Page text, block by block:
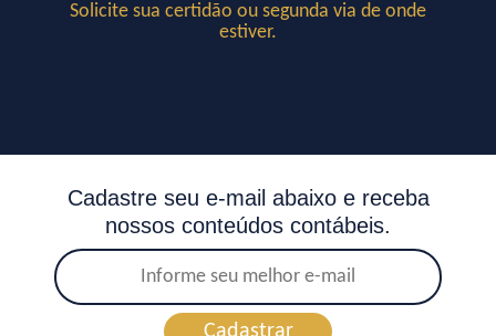
Solicite sua certidão ou segunda via de onde
estiver.
Cadastre seu e-mail abaixo e receba
nossos conteúdos contábeis.